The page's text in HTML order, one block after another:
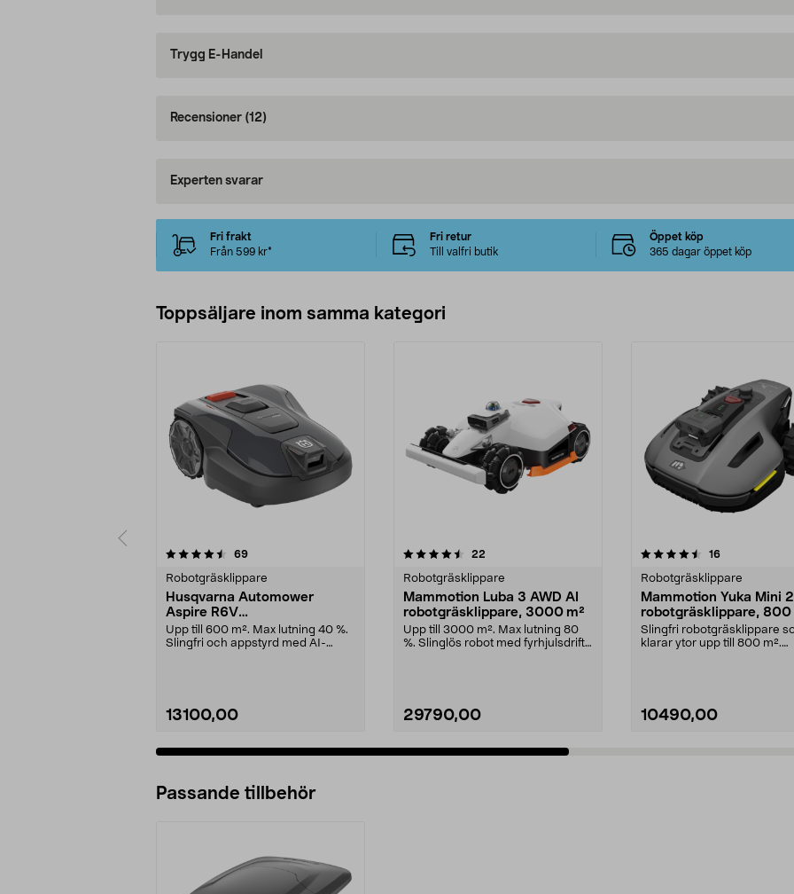
Trygg E-Handel
Recensioner (12)
Experten svarar
Fri frakt
Från 599 kr*
Fri retur
Till valfri butik
Öppet köp
365 dagar öppet köp
Toppsäljare inom samma kategori
69recensioner
Robotgräsklippare
Husqvarna Automower
Aspire R6V
robotgräsklippare, 600 m2
Upp till 600 m². Max lutning 40 %.
Slingfri och appstyrd med AI-
13100,00
4.5 av 5 stjärnor 22
Robotgräsklippare
Mammotion Luba 3 AWD AI
robotgräsklippare, 3000 m²
Upp till 3000 m². Max lutning 80
%. Slinglös robot med fyrhjulsdrift.
29790,00
4.5 av 5 stjärnor 16recensioner
Robotgräsklippare
Mammotion Yuka Mini 2
robotgräsklippare, 800
Slingfri robotgräsklippare
klarar ytor upp till 800 m².
10490,00
3.5 av 5 stjärnor
Passande tillbehör